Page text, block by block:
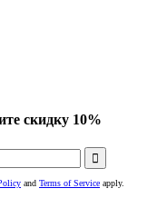
скидку 10%

and Terms of Service apply.